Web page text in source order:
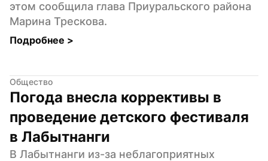
этом сообщила глава Приуральского района
Марина Трескова.
Подробнее >
Общество
Погода внесла коррективы в
проведение детского фестиваля
в Лабытнанги
В Лабытнанги из-за неблагоприятных